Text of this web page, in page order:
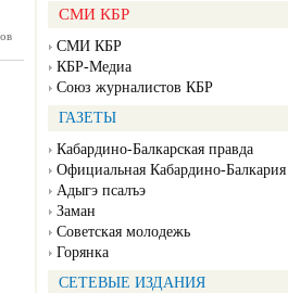
СМИ КБР
СМИ КБР
КБР-Медиа
Союз журналистов КБР
ГАЗЕТЫ
Кабардино-Балкарская правда
Официальная Кабардино-Балкария
Адыгэ псалъэ
Заман
Советская молодежь
Горянка
СЕТЕВЫЕ ИЗДАНИЯ
№52